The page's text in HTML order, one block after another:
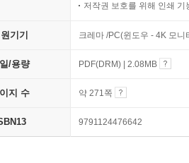
저작권 보호를 위해 인쇄 기
기기 크레마 /PC(윈도우 - 4K 모
/용량 PDF(DRM) | 2.08MB
지 수 약 271쪽
9791124476642